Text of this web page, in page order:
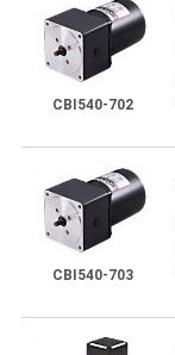
CBI540-702
CBI540-703